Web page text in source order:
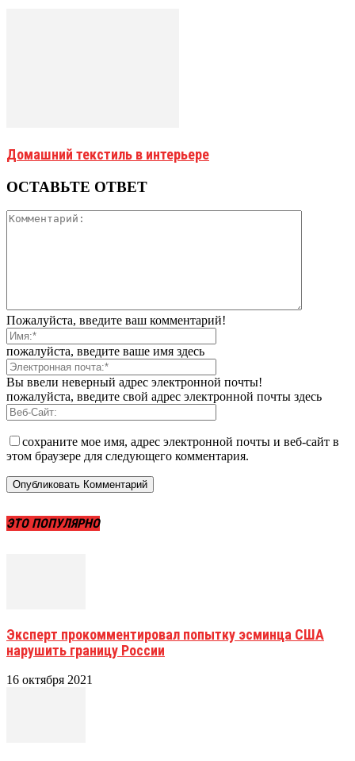
Домашний текстиль в интерьере
ОСТАВЬТЕ ОТВЕТ
Пожалуйста, введите ваш комментарий!
пожалуйста, введите ваше имя здесь
Вы ввели неверный адрес электронной почты!
пожалуйста, введите свой адрес электронной почты здесь
сохраните мое имя, адрес электронной почты и веб-сайт в
этом браузере для следующего комментария.
ЭТО ПОПУЛЯРНО
Эксперт прокомментировал попытку эсминца США
нарушить границу России
16 октября 2021